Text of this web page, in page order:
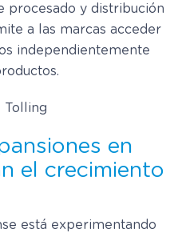
procesado y distribución
a las marcas acceder
independientemente
en
el crecimiento
está experimentando